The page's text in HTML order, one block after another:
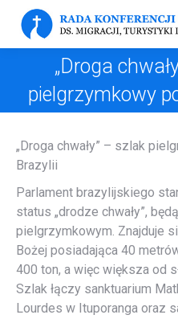
„Droga
pielgrzymkowy
„Droga chwały” – szlak
Brazylii
Parlament brazylijskiego
status „drodze chwały”,
pielgrzymkowym. Znajduje
Bożej posiadająca 40
400 ton, a więc większa od
Szlak łączy sanktuarium
Lourdes w Ituporanga oraz